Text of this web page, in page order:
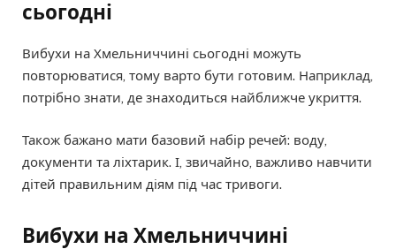
сьогодні
Вибухи на Хмельниччині сьогодні можуть
повторюватися, тому варто бути готовим. Наприклад,
потрібно знати, де знаходиться найближче укриття.
Також бажано мати базовий набір речей: воду,
документи та ліхтарик. І, звичайно, важливо навчити
дітей правильним діям під час тривоги.
Вибухи на Хмельниччині